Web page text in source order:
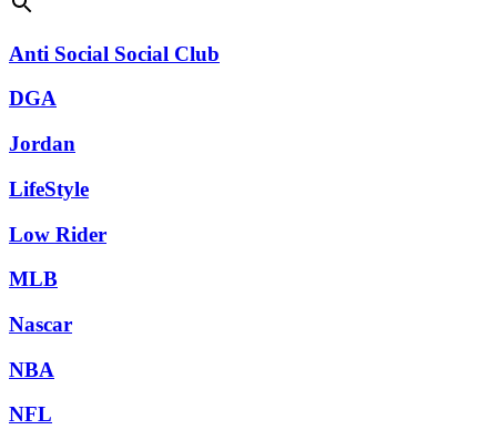
Anti Social Social Club
DGA
Jordan
LifeStyle
Low Rider
MLB
Nascar
NBA
NFL